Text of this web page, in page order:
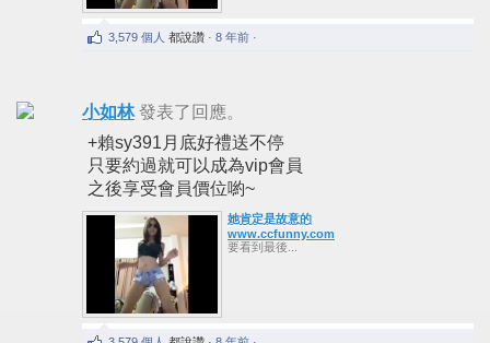
3,579 個人 都說讚 · 8 年前 ·
小如林 發表了回應。
+賴sy391月底好禮送不停
只要約過就可以成為vip會員
之後享受會員價位喲~
她肯定是故意的
www.ccfunny.com
要看到最後...